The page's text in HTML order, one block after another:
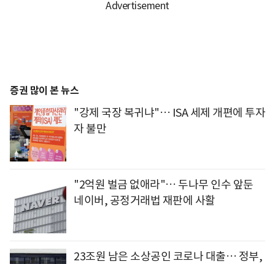
증권 많이 본 뉴스
"강제 국장 복귀냐"… ISA 세제 개편에 투자
자 불만
"2억원 벌금 없애라"… 두나무 인수 앞둔
네이버, 공정거래법 재판에 사활
23조원 남은 소상공인 코로나 대출… 정부,